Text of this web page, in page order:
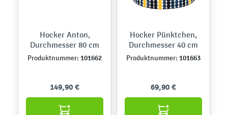
Hocker Anton,
Durchmesser 80 cm
Produktnummer: 101662
149,90 €
Hocker Pünktchen,
Durchmesser 40 cm
Produktnummer: 101663
69,90 €